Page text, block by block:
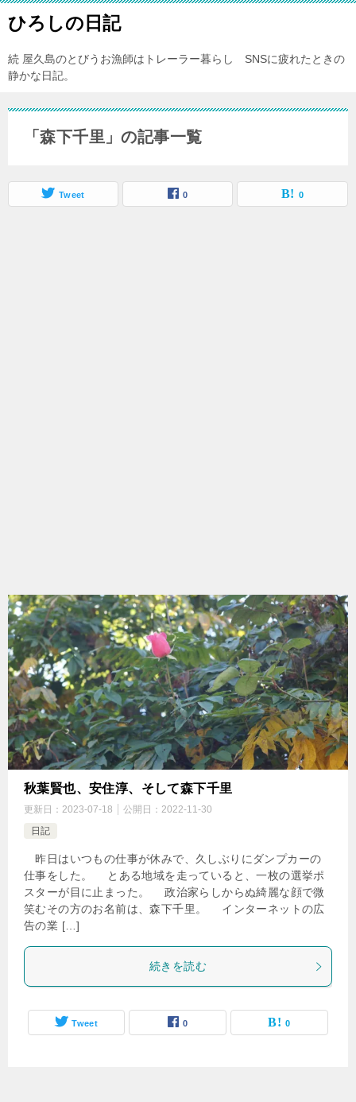
ひろしの日記
続 屋久島のとびうお漁師はトレーラー暮らし SNSに疲れたときの
静かな日記。
「森下千里」の記事一覧
Tweet 0 0
秋葉賢也、安住淳、そして森下千里
更新日： 2023-07-18 公開日： 2022-11-30
日記
昨日はいつもの仕事が休みで、久しぶりにダンプカーの
仕事をした。 とある地域を走っていると、一枚の選挙ポ
スターが目に止まった。 政治家らしからぬ綺麗な顔で微
笑むその方のお名前は、森下千里。 インターネットの広
告の業 […]
続きを読む
Tweet 0 0